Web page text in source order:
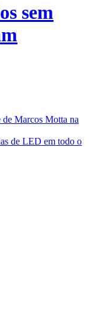
sem
Marcos Motta na
de LED em todo o